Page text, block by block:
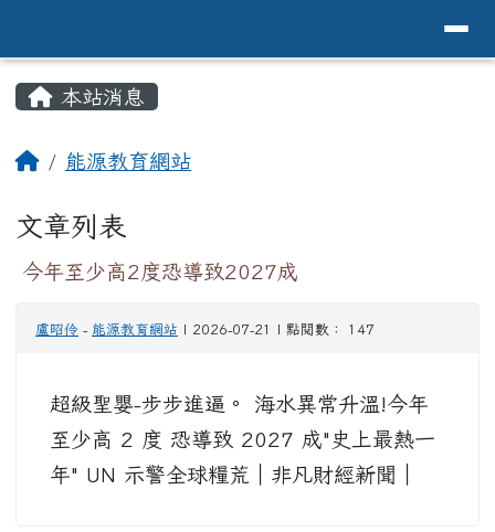
花蓮縣花蓮市中原國小全球資訊
本站消息
回首頁
能源教育網站
文章列表
今年至少高2度恐導致2027成
盧昭伶 - 能源教育網站 | 2026-07-21 | 點閱數： 147
超級聖嬰-步步進逼。 海水異常升溫!今年
至少高 2 度 恐導致 2027 成"史上最熱一
年" UN 示警全球糧荒｜非凡財經新聞｜